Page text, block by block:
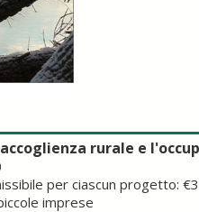
rurale e
per ciascun progetto:
imprese